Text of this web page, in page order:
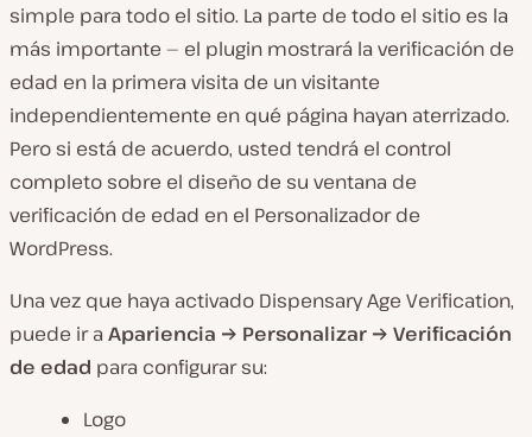
simple para todo el sitio. La parte de todo el sitio es la
más importante — el plugin mostrará la verificación de
edad en la primera visita de un visitante
independientemente en qué página hayan aterrizado.
Pero si está de acuerdo, usted tendrá el control
completo sobre el diseño de su ventana de
verificación de edad en el Personalizador de
WordPress.
Una vez que haya activado Dispensary Age Verification,
puede ir a Apariencia → Personalizar → Verificación
de edad para configurar su:
Logo